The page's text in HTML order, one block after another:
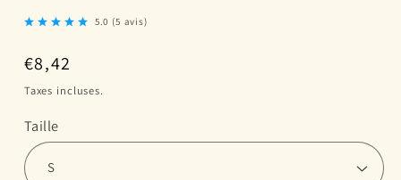
5.0 (5 avis)
Prix
habituel
€8,42
Taxes incluses.
Taille